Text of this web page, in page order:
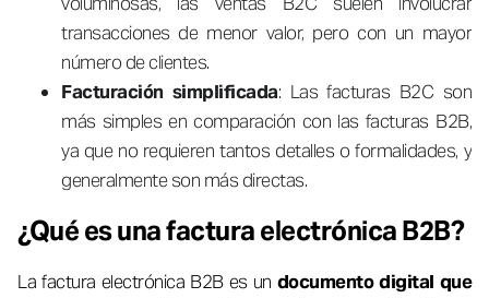
transacciones de menor valor, pero con un mayor
número de clientes.
Facturación simplificada: Las facturas B2C son
más simples en comparación con las facturas B2B,
ya que no requieren tantos detalles o formalidades, y
generalmente son más directas.
¿Qué es una factura electrónica B2B?
La factura electrónica B2B es un documento digital que